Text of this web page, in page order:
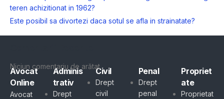
teren achizitionat in 1962?
Este posibil sa divortezi daca sotul se afla in strainatate?
Niciun comentariu de arătat.
Avocat
Online
Avocat
Adminis
trativ
Drept
Civil
Drept
civil
Penal
Drept
penal
Propriet
ate
Proprietat